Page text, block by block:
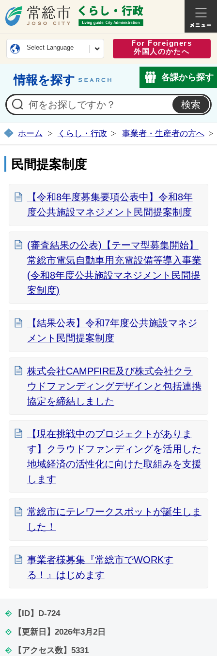
常総市公式ホームページ
くらし
Select Language
For Foreigners
外国人のかたへ
情報を探す 各課から探す
ホーム くらし・行政 事業者・生産者の方へ
民間提案制度
【令和8年度募集要項公表中】令和8年
度公共施設マネジメント民間提案制度
(審査結果の公表)【テーマ型募集開始】
常総市電気自動車用充電設備等導入事業
(令和8年度公共施設マネジメント民間提
案制度)
【結果公表】令和7年度公共施設マネジ
メント民間提案制度
株式会社CAMPFIRE及び株式会社クラ
ウドファンディングデザインと包括連携
協定を締結しました
【現在挑戦中のプロジェクトがありま
す】クラウドファンディングを活用した
地域経済の活性化に向けた取組みを支援
します
常総市にテレワークスポットが誕生しま
した！
事業者様募集『常総市でWORKす
る！』はじめます
【ID】 D-724
【更新日】 2026年3月2日
【アクセス数】 5331